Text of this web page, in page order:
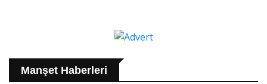
Manşet Haberleri